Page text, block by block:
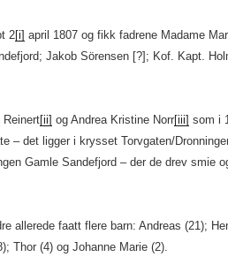
2[i] april 1807 og fikk fadrene Madame
Jakob Sörensen [?]; Kof. Kapt.
Reinert[ii] og Andrea Kristine Norr[iii] som i
– det ligger i krysset Torvgaten/
Gamle Sandefjord – der de drev smie
allerede faatt flere barn: Andreas (21);
Thor (4) og Johanne Marie (2).